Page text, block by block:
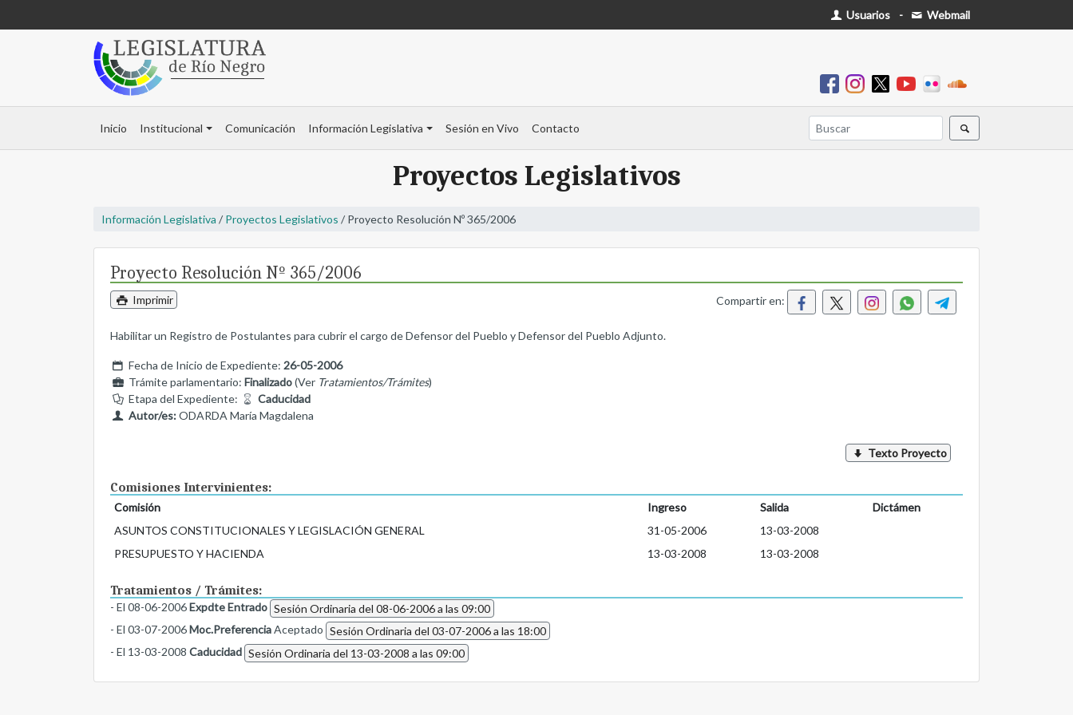
Usuarios - Webmail
Inicio Institucional Comunicación Información Legislativa Sesión en Vivo Contacto
Proyectos Legislativos
Información Legislativa / Proyectos Legislativos / Proyecto Resolución Nº 365/2006
Proyecto Resolución Nº 365/2006
Imprimir Compartir en:
Habilitar un Registro de Postulantes para cubrir el cargo de Defensor del Pueblo y Defensor del Pueblo Adjunto.
Fecha de Inicio de Expediente: 26-05-2006
Trámite parlamentario: Finalizado(Ver Tratamientos/Trámites)
Etapa del Expediente:
Caducidad
Autor/es:ODARDA María Magdalena
Texto Proyecto
Comisiones Intervinientes:
Comisión Ingreso Salida
Dictámen
ASUNTOS CONSTITUCIONALES Y LEGISLACIÓN GENERAL
31-05-2006
13-03-2008
PRESUPUESTO Y HACIENDA
13-03-2008 13-03-2008
Tratamientos / Trámites:
- El 08-06-2006Expdte Entrado Sesión Ordinaria del 08-06-2006 a las 09:00
- El 03-07-2006Moc.PreferenciaAceptado Sesión Ordinaria del 03-07-2006 a las 18:00
- El 13-03-2008 Caducidad Sesión Ordinaria del 13-03-2008 a las 09:00